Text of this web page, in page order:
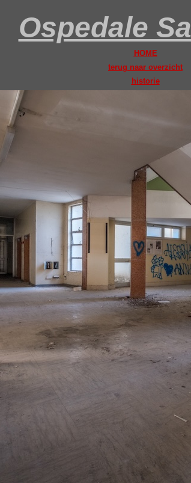
Ospedale
HOME
terug naar overzicht
historie